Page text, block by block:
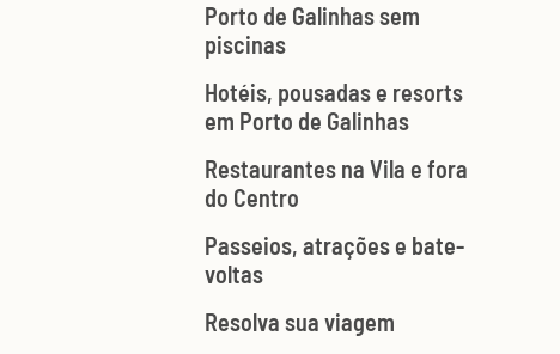
Porto de Galinhas sem
piscinas
Hotéis, pousadas e resorts
em Porto de Galinhas
Restaurantes na Vila e fora
do Centro
Passeios, atrações e bate-
voltas
Resolva sua viagem